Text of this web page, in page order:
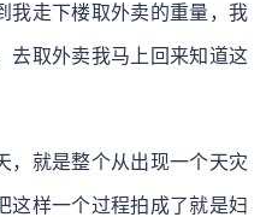
我走下楼取外卖的重量，我
去取外卖我马上回来知道这
，就是整个从出现一个天灾
这样一个过程拍成了就是妇